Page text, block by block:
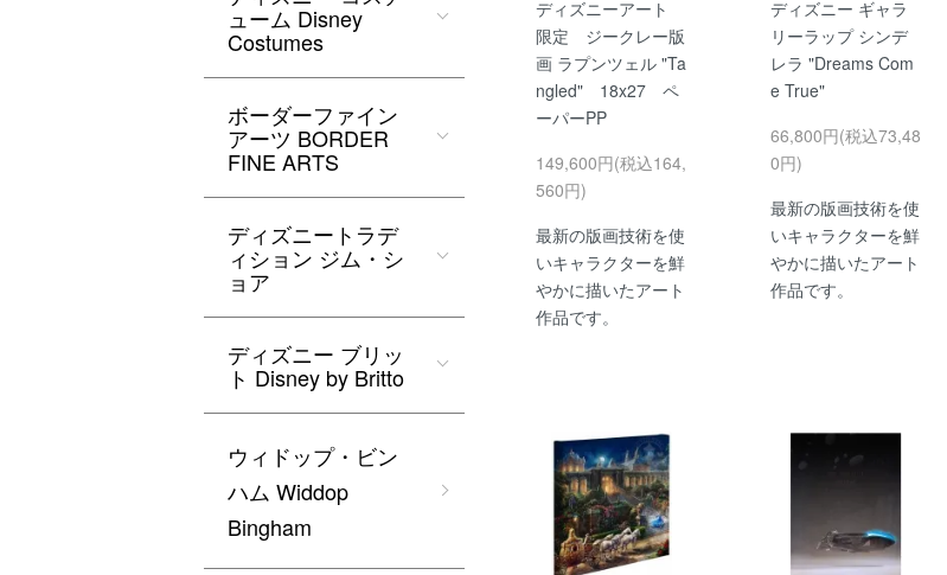
ディズニーアート
限定 ジークレー版
画 ラプンツェル "Ta
ngled" 18x27 ペ
ーパーPP
149,600円(税込164,
560円)
最新の版画技術を使
いキャラクターを鮮
やかに描いたアート
作品です。
ディズニー ギャラ
リーラップ シンデ
レラ "Dreams Com
e True"
66,800円(税込73,48
0円)
最新の版画技術を使
いキャラクターを鮮
やかに描いたアート
作品です。
ューム Disney
Costumes
ボーダーファイン
アーツ BORDER
FINE ARTS
ディズニートラデ
ィション ジム・シ
ョア
ディズニー ブリッ
ト Disney by Britto
ウィドップ・ビン
ハム Widdop
Bingham